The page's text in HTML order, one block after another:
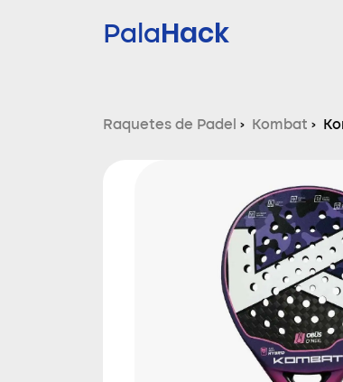
PalaHack
Raquetes de Padel › Kombat ›